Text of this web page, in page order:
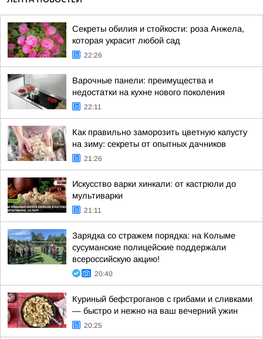
Секреты обилия и стойкости: роза Анжела,
которая украсит любой сад
22:26
Варочные панели: преимущества и
недостатки на кухне нового поколения
22:11
Как правильно заморозить цветную капусту
на зиму: секреты от опытных дачников
21:26
Искусство варки хинкали: от кастрюли до
мультиварки
21:11
Зарядка со стражем порядка: на Колыме
сусуманские полицейские поддержали
всероссийскую акцию!
20:40
Куриный бефстроганов с грибами и сливками
— быстро и нежно на ваш вечерний ужин
20:25